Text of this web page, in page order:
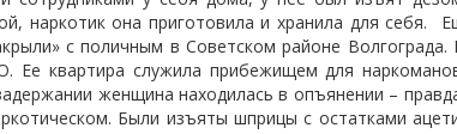
наркотик она приготовила и хранила для себя.
с поличным в Советском районе
Ее квартира служила прибежищем для
женщина находилась в опъянении –
Были изъяты шприцы с остатками